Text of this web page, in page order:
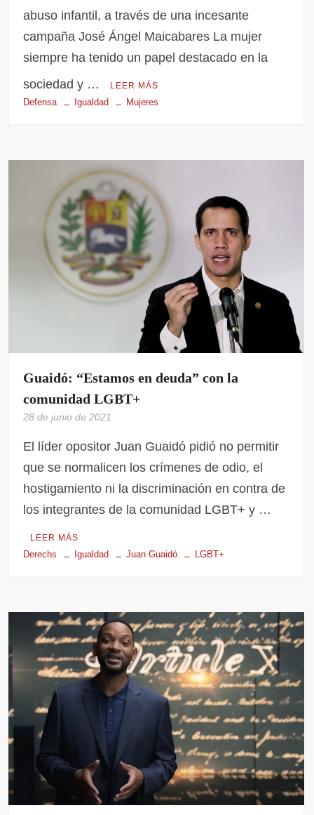
abuso infantil, a través de una incesante
campaña José Ángel Maicabares La mujer
siempre ha tenido un papel destacado en la
sociedad y …
LEER MÁS
Defensa Igualdad Mujeres
Guaidó: “Estamos en deuda” con la
comunidad LGBT+
28 de junio de 2021
El líder opositor Juan Guaidó pidió no permitir
que se normalicen los crímenes de odio, el
hostigamiento ni la discriminación en contra de
los integrantes de la comunidad LGBT+ y …
LEER MÁS
Derechs Igualdad Juan Guaidó LGBT+